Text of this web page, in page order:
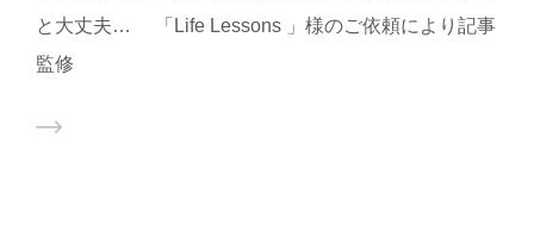
と大丈夫… 「Life Lessons 」様のご依頼により記事
監修